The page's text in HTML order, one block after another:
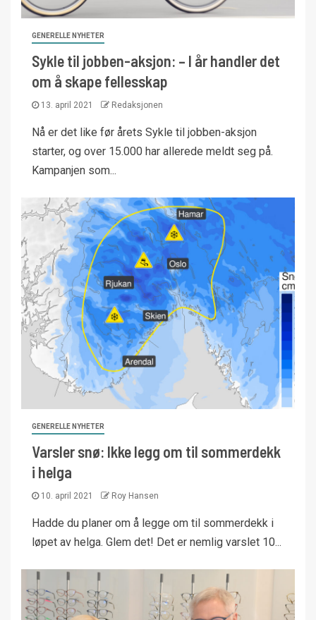
GENERELLE NYHETER
Sykle til jobben-aksjon: – I år handler det
om å skape fellesskap
13. april 2021 Redaksjonen
Nå er det like før årets Sykle til jobben-aksjon
starter, og over 15.000 har allerede meldt seg på.
Kampanjen som...
GENERELLE NYHETER
Varsler snø: Ikke legg om til sommerdekk
i helga
10. april 2021 Roy Hansen
Hadde du planer om å legge om til sommerdekk i
løpet av helga. Glem det! Det er nemlig varslet 10...